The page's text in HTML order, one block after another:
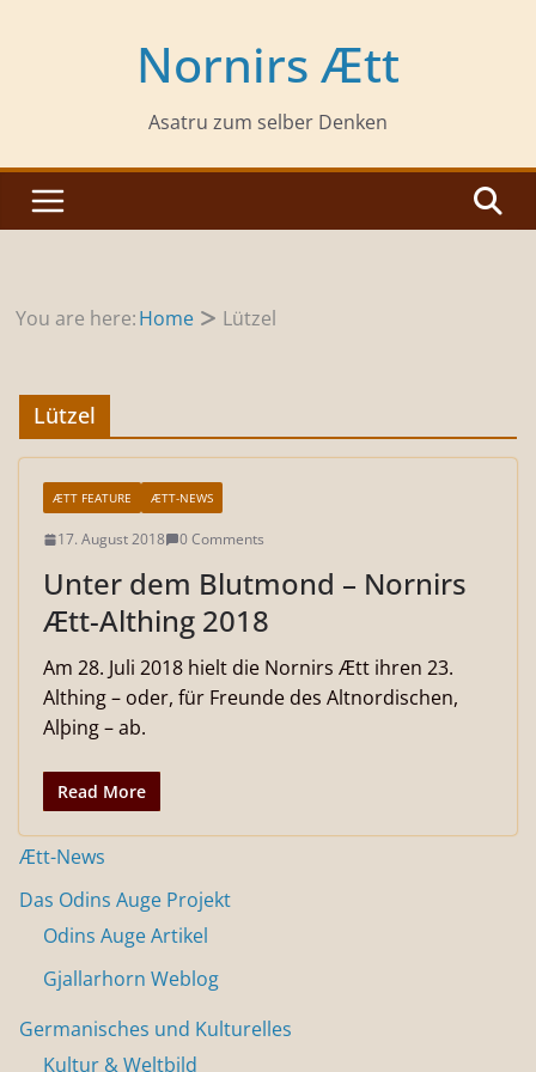
Nornirs Ætt
Asatru zum selber Denken
You are here:Home Lützel
Lützel
ÆTT FEATURE ÆTT-NEWS
17. August 2018 0 Comments
Unter dem Blutmond – Nornirs
Ætt-Althing 2018
Am 28. Juli 2018 hielt die Nornirs Ætt ihren 23.
Althing – oder, für Freunde des Altnordischen,
Alþing – ab.
Read More
Ætt-News
Das Odins Auge Projekt
Odins Auge Artikel
Gjallarhorn Weblog
Germanisches und Kulturelles
Kultur & Weltbild